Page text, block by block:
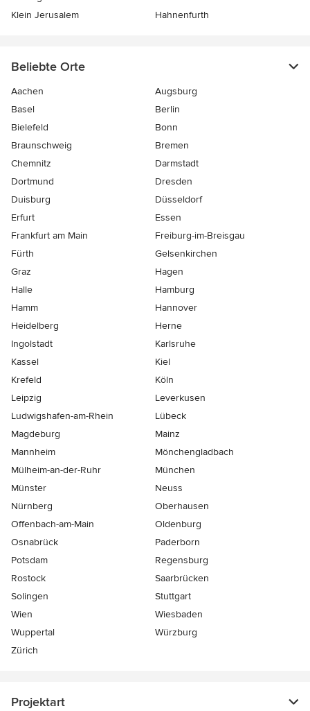
Klein Jerusalem
Hahnenfurth
Beliebte Orte
Aachen
Augsburg
Basel
Berlin
Bielefeld
Bonn
Braunschweig
Bremen
Chemnitz
Darmstadt
Dortmund
Dresden
Duisburg
Düsseldorf
Erfurt
Essen
Frankfurt am Main
Freiburg-im-Breisgau
Fürth
Gelsenkirchen
Graz
Hagen
Halle
Hamburg
Hamm
Hannover
Heidelberg
Herne
Ingolstadt
Karlsruhe
Kassel
Kiel
Krefeld
Köln
Leipzig
Leverkusen
Ludwigshafen-am-Rhein
Lübeck
Magdeburg
Mainz
Mannheim
Mönchen­gladbach
Mülheim-an-der-Ruhr
München
Münster
Neuss
Nürnberg
Oberhausen
Offenbach-am-Main
Oldenburg
Osnabrück
Paderborn
Potsdam
Regensburg
Rostock
Saarbrücken
Solingen
Stuttgart
Wien
Wiesbaden
Wuppertal
Würzburg
Zürich
Projektart